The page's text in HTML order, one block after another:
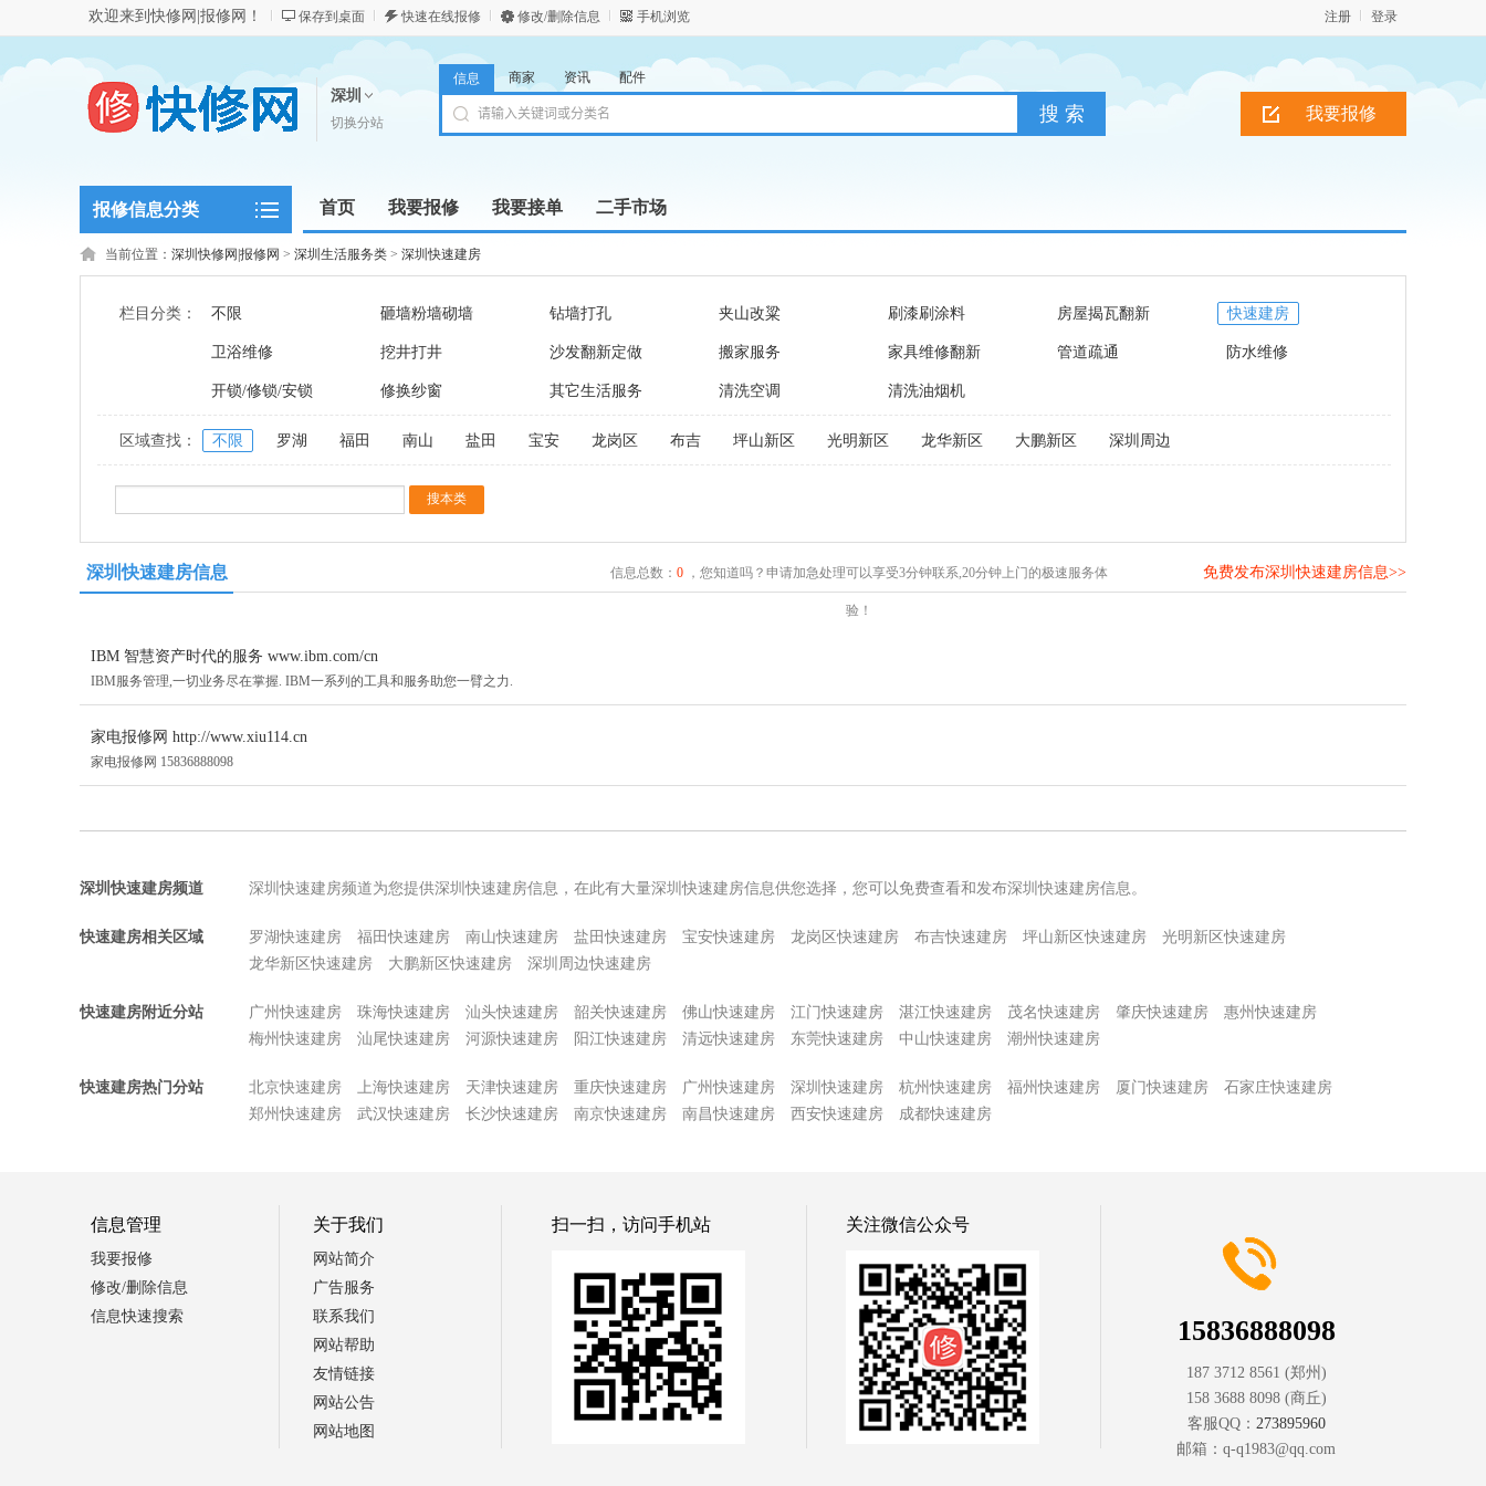
欢迎来到快修网|报修网！ 保存到桌面 快速在线报修 修改/删除信息 手机浏览 登录
注册
深圳
切换分站 我要报修
信息 商家 资讯 配件
报修信息分类 首页 我要报修 我要接单 二手市场
当前位置： 深圳快修网|报修网 > 深圳生活服务类 > 深圳快速建房
栏目分类： 不限 砸墙粉墙砌墙 钻墙打孔 夹山改粱 刷漆刷涂料 房屋揭瓦翻新 快速建房
卫浴维修 挖井打井 沙发翻新定做 搬家服务 家具维修翻新 管道疏通 防水维修
开锁/修锁/安锁 修换纱窗 其它生活服务 清洗空调 清洗油烟机
区域查找： 不限 罗湖 福田 南山 盐田 宝安 龙岗区 布吉 坪山新区 光明新区 龙华新区 大鹏新区 深圳周边
深圳快速建房信息 信息总数： 0 ，您知道吗？申请加急处理可以享受3分钟联系,20分钟上门的极速服务体
验！
免费发布深圳快速建房信息>>
IBM 智慧资产时代的服务 www.ibm.com/cn
IBM服务管理,一切业务尽在掌握. IBM一系列的工具和服务助您一臂之力.
家电报修网 http://www.xiu114.cn
家电报修网 15836888098
深圳快速建房频道 深圳快速建房频道为您提供深圳快速建房信息，在此有大量深圳快速建房信息供您选择，您可以免费查看和发布深圳快速建房信息。
快速建房相关区域 罗湖快速建房 福田快速建房 南山快速建房 盐田快速建房 宝安快速建房 龙岗区快速建房 布吉快速建房 坪山新区快速建房
光明新区快速建房
龙华新区快速建房
大鹏新区快速建房 深圳周边快速建房
快速建房附近分站 广州快速建房 珠海快速建房 汕头快速建房 韶关快速建房 佛山快速建房 江门快速建房 湛江快速建房 茂名快速建房 肇庆快速建房
惠州快速建房
梅州快速建房
汕尾快速建房 河源快速建房 阳江快速建房 清远快速建房 东莞快速建房 中山快速建房 潮州快速建房
快速建房热门分站 北京快速建房 上海快速建房 天津快速建房 重庆快速建房 广州快速建房 深圳快速建房 杭州快速建房 福州快速建房 厦门快速建房
石家庄快速建房
郑州快速建房
武汉快速建房 长沙快速建房 南京快速建房 南昌快速建房 西安快速建房 成都快速建房
信息管理
我要报修
修改/删除信息
信息快速搜索
关于我们
网站简介
广告服务
联系我们
网站帮助
友情链接
网站公告
网站地图
扫一扫，访问手机站 关注微信公众号
15836888098
187 3712 8561 (郑州)
158 3688 8098(商丘)
客服QQ： 273895960
邮箱： q-q1983@qq.com